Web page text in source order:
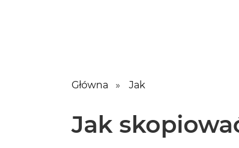
Główna Jak
Jak